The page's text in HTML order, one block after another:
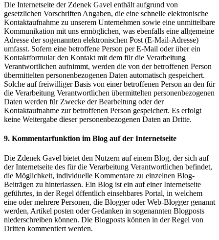
Die Internetseite der Zdenek Gavel enthält aufgrund von
gesetzlichen Vorschriften Angaben, die eine schnelle elektronische
Kontaktaufnahme zu unserem Unternehmen sowie eine unmittelbare
Kommunikation mit uns ermöglichen, was ebenfalls eine allgemeine
Adresse der sogenannten elektronischen Post (E-Mail-Adresse)
umfasst. Sofern eine betroffene Person per E-Mail oder über ein
Kontaktformular den Kontakt mit dem für die Verarbeitung
Verantwortlichen aufnimmt, werden die von der betroffenen Person
übermittelten personenbezogenen Daten automatisch gespeichert.
Solche auf freiwilliger Basis von einer betroffenen Person an den für
die Verarbeitung Verantwortlichen übermittelten personenbezogenen
Daten werden für Zwecke der Bearbeitung oder der
Kontaktaufnahme zur betroffenen Person gespeichert. Es erfolgt
keine Weitergabe dieser personenbezogenen Daten an Dritte.
9. Kommentarfunktion im Blog auf der Internetseite
Die Zdenek Gavel bietet den Nutzern auf einem Blog, der sich auf
der Internetseite des für die Verarbeitung Verantwortlichen befindet,
die Möglichkeit, individuelle Kommentare zu einzelnen Blog-
Beiträgen zu hinterlassen. Ein Blog ist ein auf einer Internetseite
geführtes, in der Regel öffentlich einsehbares Portal, in welchem
eine oder mehrere Personen, die Blogger oder Web-Blogger genannt
werden, Artikel posten oder Gedanken in sogenannten Blogposts
niederschreiben können. Die Blogposts können in der Regel von
Dritten kommentiert werden.